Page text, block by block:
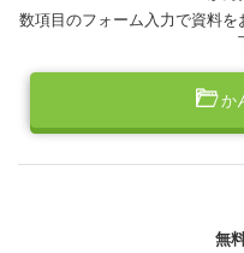
数項目のフォーム入力で資料
か
無